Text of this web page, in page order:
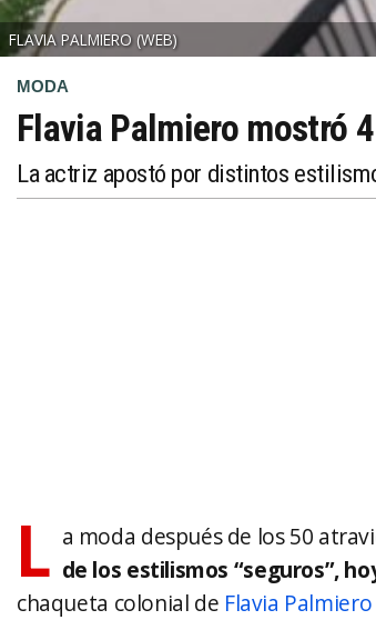
FLAVIA PALMIERO (WEB)
MODA
Flavia Palmiero mostró
La actriz apostó por distintos
L a moda después de los 50
de los estilismos “seguros”,
chaqueta colonial de Flavia Palmiero